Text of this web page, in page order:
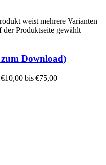
weist mehrere Varianten
Produktseite gewählt
zum Download)
€10,00 bis €75,00